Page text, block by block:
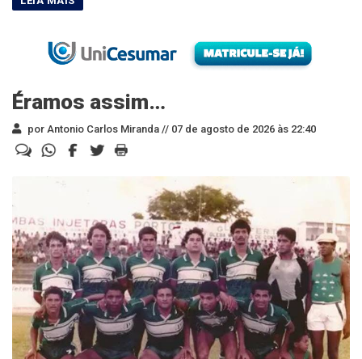
Éramos assim…
por Antonio Carlos Miranda // 07 de agosto de 2026 às 22:40